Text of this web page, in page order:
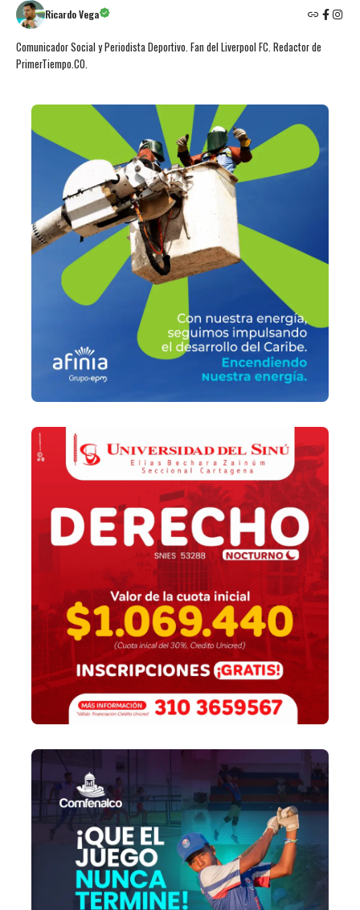
Ricardo Vega
Comunicador Social y Periodista Deportivo. Fan del Liverpool FC. Redactor de
PrimerTiempo.CO.